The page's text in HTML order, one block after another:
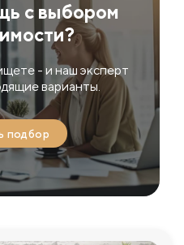
с выбором
- и наш эксперт
варианты.
подбор